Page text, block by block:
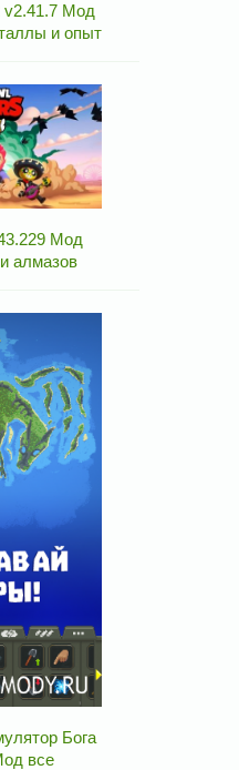
v2.41.7 Мод
и опыт
Мод
алмазов
Бога
все